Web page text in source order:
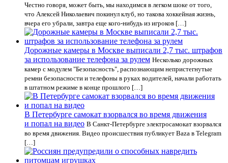
Честно говоря, может быть, мы находимся в легком шоке от того,
что Алексей Николаевич покинул клуб, но такова хоккейная жизнь,
вчера его убрали, завтра еще кого‑нибудь из игроков […]
Дорожные камеры в Москве выписали 2,7 тыс. штрафов
за использование телефона за рулем Несколько дорожных
камер с модулем "Безопасность", распознающим непристегнутые
ремни безопасности и телефоны в руках водителей, начали работать
в штатном режиме в конце прошлого […]
В Петербурге самокат взорвался во время движения
и попал на видео В Санкт-Петербурге электросамокат взорвался
во время движения. Видео происшествия публикует Baza в Telegram
[…]